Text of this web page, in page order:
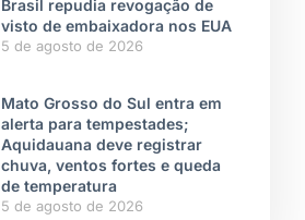
Brasil repudia revogação de
visto de embaixadora nos EUA
5 de agosto de 2026
Mato Grosso do Sul entra em
alerta para tempestades;
Aquidauana deve registrar
chuva, ventos fortes e queda
de temperatura
5 de agosto de 2026